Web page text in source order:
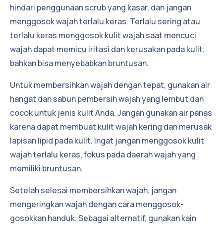
hindari penggunaan scrub yang kasar, dan jangan
menggosok wajah terlalu keras. Terlalu sering atau
terlalu keras menggosok kulit wajah saat mencuci
wajah dapat memicu iritasi dan kerusakan pada kulit,
bahkan bisa menyebabkan bruntusan.
Untuk membersihkan wajah dengan tepat, gunakan air
hangat dan sabun pembersih wajah yang lembut dan
cocok untuk jenis kulit Anda. Jangan gunakan air panas
karena dapat membuat kulit wajah kering dan merusak
lapisan lipid pada kulit. Ingat jangan menggosok kulit
wajah terlalu keras, fokus pada daerah wajah yang
memiliki bruntusan.
Setelah selesai membersihkan wajah, jangan
mengeringkan wajah dengan cara menggosok-
gosokkan handuk. Sebagai alternatif, gunakan kain